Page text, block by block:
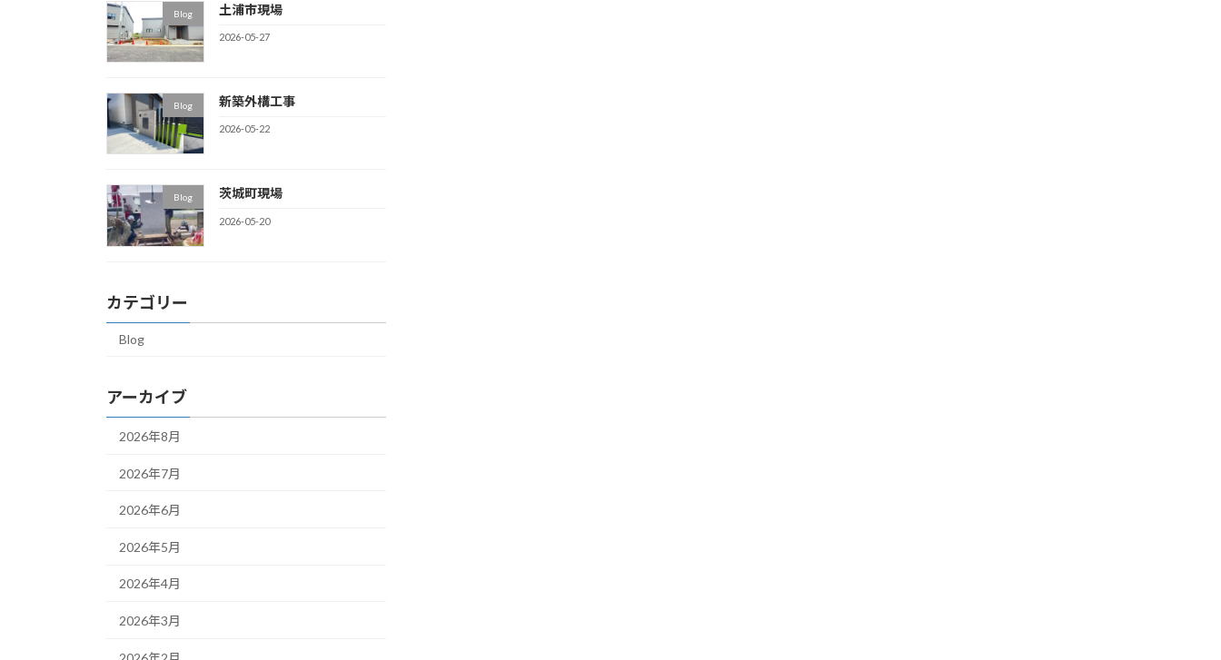
Blog 土浦市現場
2026-05-27
Blog 新築外構工事
2026-05-22
Blog 茨城町現場
2026-05-20
カテゴリー
Blog
アーカイブ
2026年8月
2026年7月
2026年6月
2026年5月
2026年4月
2026年3月